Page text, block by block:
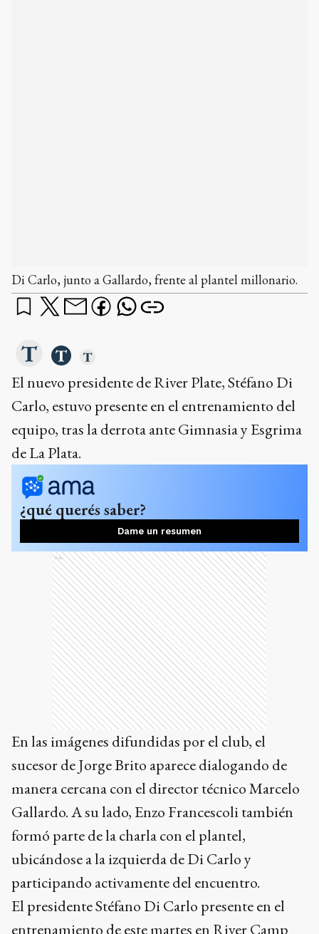
equipo, tras la derrota ante Gimnasia y Esgrima
de La Plata.
¿qué querés saber?
Dame un resumen
Ads
En las imágenes difundidas por el club, el
sucesor de Jorge Brito aparece dialogando de
manera cercana con el director técnico Marcelo
Gallardo. A su lado, Enzo Francescoli también
formó parte de la charla con el plantel,
ubicándose a la izquierda de Di Carlo y
participando activamente del encuentro.
El presidente Stéfano Di Carlo presente en el
entrenamiento de este martes en River Camp
junto a Marcelo Gallardo, su cuerpo técnico y el
plantel completo de River. Vamos todos
unidos”, manifestó la cuenta oficial de la
institución deportiva en la descripción de su
posteo de redes sociales.
La presencia de Stéfano Di Carlo en el River